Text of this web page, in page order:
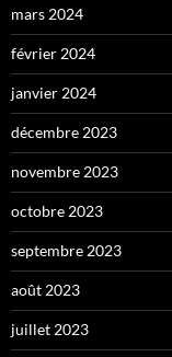
mars 2024
février 2024
janvier 2024
décembre 2023
novembre 2023
octobre 2023
septembre 2023
août 2023
juillet 2023